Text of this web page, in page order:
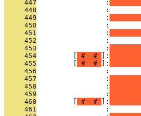
     447
                 :
     448
:
     449
                 :
     450
:
     451
                 :
     452
:
     453
                 :
     454
# # ]:
     455
# # ]:
     456
:
     457
                 :
     458
                 :
     459
                 :
     460
# # ]:
     461
: